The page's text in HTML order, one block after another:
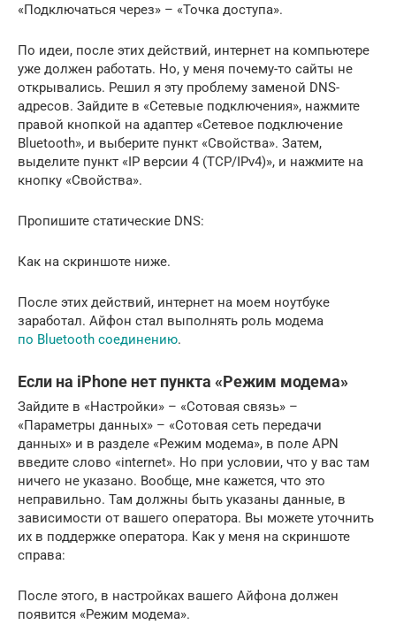
«Подключаться через» – «Точка доступа».
По идеи, после этих действий, интернет на компьютере
уже должен работать. Но, у меня почему-то сайты не
открывались. Решил я эту проблему заменой DNS-
адресов. Зайдите в «Сетевые подключения», нажмите
правой кнопкой на адаптер «Сетевое подключение
Bluetooth», и выберите пункт «Свойства». Затем,
выделите пункт «IP версии 4 (TCP/IPv4)», и нажмите на
кнопку «Свойства».
Пропишите статические DNS:
Как на скриншоте ниже.
После этих действий, интернет на моем ноутбуке
заработал. Айфон стал выполнять роль модема
по Bluetooth соединению.
Если на iPhone нет пункта «Режим модема»
Зайдите в «Настройки» – «Сотовая связь» –
«Параметры данных» – «Сотовая сеть передачи
данных» и в разделе «Режим модема», в поле APN
введите слово «internet». Но при условии, что у вас там
ничего не указано. Вообще, мне кажется, что это
неправильно. Там должны быть указаны данные, в
зависимости от вашего оператора. Вы можете уточнить
их в поддержке оператора. Как у меня на скриншоте
справа:
После этого, в настройках вашего Айфона должен
появится «Режим модема».